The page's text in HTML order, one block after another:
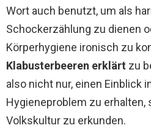
Wort auch benutzt, um als
Schockerzählung zu dienen
Körperhygiene ironisch zu
Klabusterbeeren erklärt zu
also nicht nur, einen Einblick
Hygieneproblem zu erhalten,
Volkskultur zu erkunden.